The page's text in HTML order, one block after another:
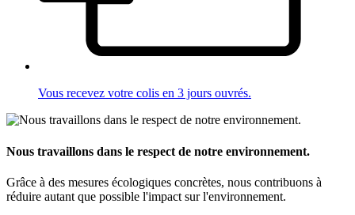
Vous recevez votre colis en 3 jours ouvrés.
Nous travaillons dans le respect de notre environnement.
Grâce à des mesures écologiques concrètes, nous contribuons à
réduire autant que possible l'impact sur l'environnement.